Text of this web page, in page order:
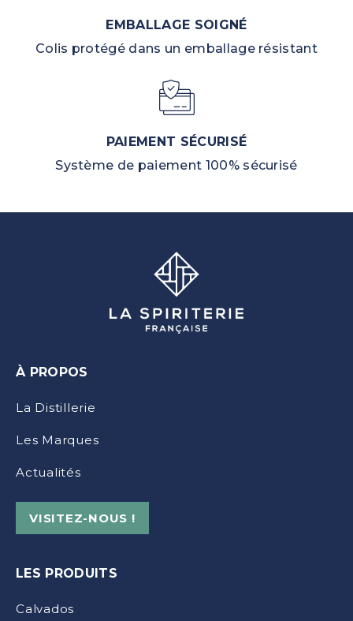
EMBALLAGE SOIGNÉ
Colis protégé dans un emballage résistant
PAIEMENT SÉCURISÉ
Système de paiement 100% sécurisé
À PROPOS
La Distillerie
Les Marques
Actualités
VISITEZ-NOUS !
LES PRODUITS
Calvados